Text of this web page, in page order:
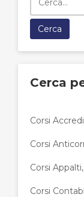
Cerca
Corsi
Corsi
Corsi
Corsi